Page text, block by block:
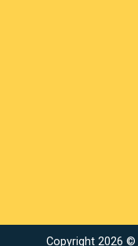
Copyright 2026 ©